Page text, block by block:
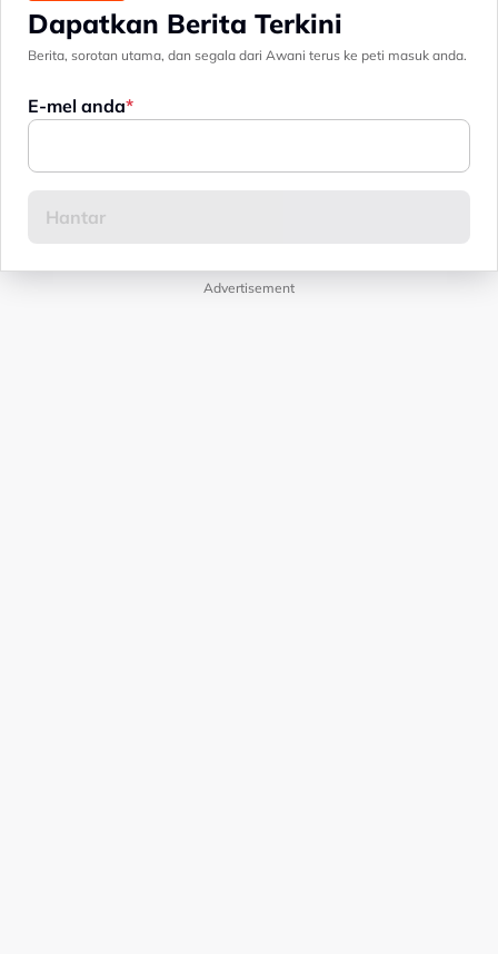
Dapatkan Berita Terkini
Berita, sorotan utama, dan segala dari Awani terus ke peti masuk anda.
E-mel anda
Advertisement